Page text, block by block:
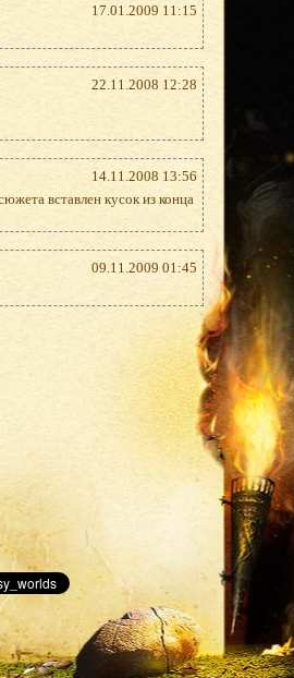
17.01.2009 11:15
22.11.2008 12:28
14.11.2008 13:56
вставлен кусок из конца
09.11.2009 01:45